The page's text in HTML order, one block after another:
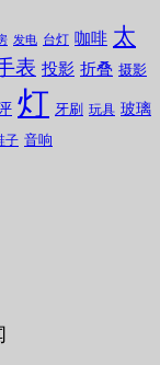
发电 台灯 咖啡 太
表 投影 折叠 摄影
灯 牙刷 玩具 玻璃
子 音响